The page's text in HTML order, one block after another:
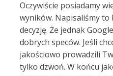
Oczywiście posiadamy
wyników. Napisaliśmy to
decyzję. Że jednak
dobrych speców. Jeśli
jakościowo prowadzili
tylko dzwoń. W końcu